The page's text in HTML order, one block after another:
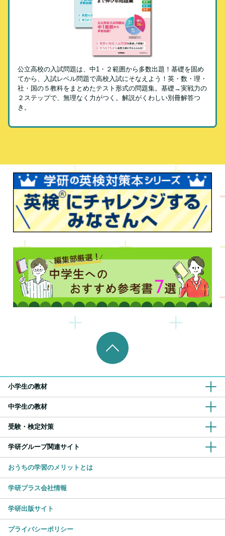
公立高校の入試問題は、中1・２範囲から多数出題！基礎を固め
てから、入試レベル問題で高校入試にそなえよう！英・数・理・
社・国の５教科をまとめたテスト形式の問題集。基礎→実戦力の
２ステップで、無理なく力がつく。解説がくわしい別冊解答つ
き。
小学生の教材
中学生の教材
受験・検定対策
学研グループ関連サイト
おうちの学習のメリットとは
学研プラス会社情報
学研出版サイト
プライバシーポリシー